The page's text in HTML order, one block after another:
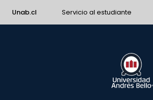
Unab.cl Servicio al estudiante